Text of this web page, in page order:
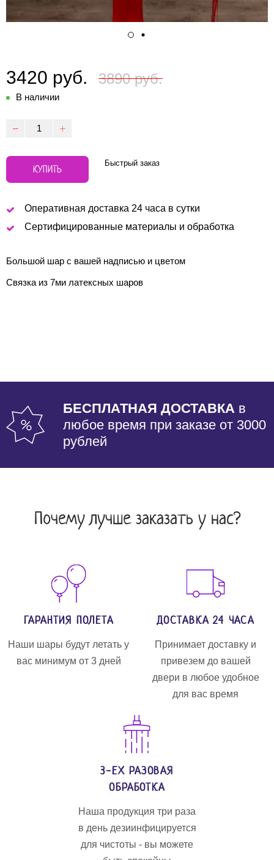
3420 руб. 3890 руб.
В наличии
КУПИТЬ Быстрый заказ
Оперативная доставка 24 часа в сутки
Сертифицированные материалы и обработка
Большой шар с вашей надписью и цветом
Связка из 7ми латексных шаров
БЕСПЛАТНАЯ ДОСТАВКА в
любое время при заказе от 3000
рублей
Почему лучше заказать у нас?
ГАРАНТИЯ ПОЛЕТА
Наши шары будут летать у
вас минимум от 3 дней
ДОСТАВКА 24 ЧАСА
Принимает доставку и
привезем до вашей
двери в любое удобное
для вас время
3-ЕХ РАЗОВАЯ
ОБРАБОТКА
Наша продукция три раза
в день дезиинфицируется
для чистоты - вы можете